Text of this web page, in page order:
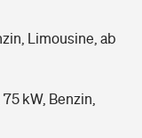
Limousine, ab
kW, Benzin,